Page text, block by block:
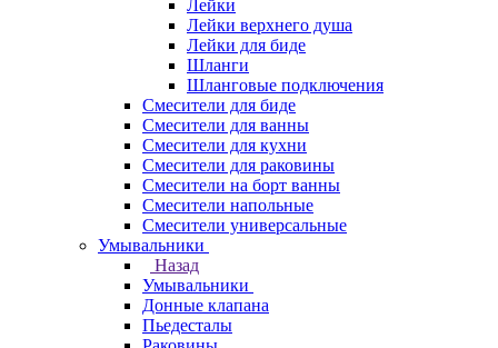
Лейки
Лейки верхнего душа
Лейки для биде
Шланги
Шланговые подключения
Смесители для биде
Смесители для ванны
Смесители для кухни
Смесители для раковины
Смесители на борт ванны
Смесители напольные
Смесители универсальные
Умывальники
Назад
Умывальники
Донные клапана
Пьедесталы